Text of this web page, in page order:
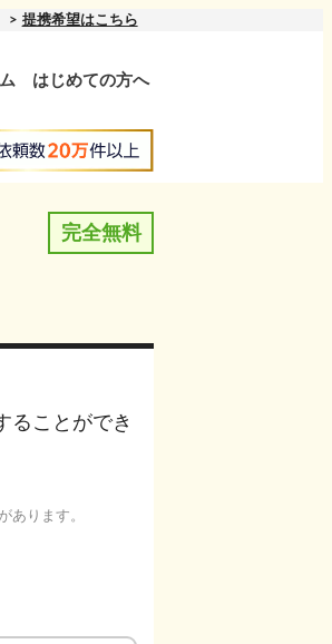
提携希望はこちら
はじめての方へ
完全無料
ることができ
あります。